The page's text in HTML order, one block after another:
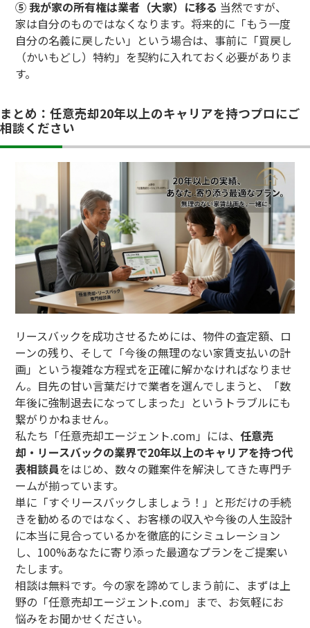
⑤ 我が家の所有権は業者（大家）に移る 当然ですが、
家は自分のものではなくなります。将来的に「もう一度
自分の名義に戻したい」という場合は、事前に「買戻し
（かいもどし）特約」を契約に入れておく必要がありま
す。
まとめ：任意売却20年以上のキャリアを持つプロにご
相談ください
リースバックを成功させるためには、物件の査定額、ロ
ーンの残り、そして「今後の無理のない家賃支払いの計
画」という複雑な方程式を正確に解かなければなりませ
ん。目先の甘い言葉だけで業者を選んでしまうと、「数
年後に強制退去になってしまった」というトラブルにも
繋がりかねません。
私たち「任意売却エージェント.com」には、任意売
却・リースバックの業界で20年以上のキャリアを持つ代
表相談員をはじめ、数々の難案件を解決してきた専門チ
ームが揃っています。
単に「すぐリースバックしましょう！」と形だけの手続
きを勧めるのではなく、お客様の収入や今後の人生設計
に本当に見合っているかを徹底的にシミュレーション
し、100%あなたに寄り添った最適なプランをご提案い
たします。
相談は無料です。今の家を諦めてしまう前に、まずは上
野の「任意売却エージェント.com」まで、お気軽にお
悩みをお聞かせください。